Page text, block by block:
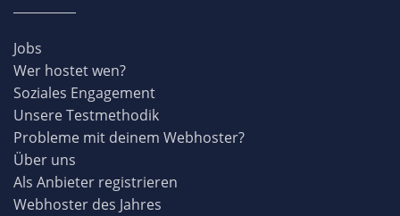
Jobs
Wer hostet wen?
Soziales Engagement
Unsere Testmethodik
Probleme mit deinem Webhoster?
Über uns
Als Anbieter registrieren
Webhoster des Jahres